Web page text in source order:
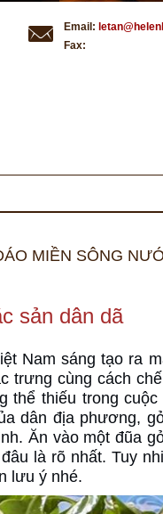
Email:
Fax:
MIỀN SÔNG
sản dân dã
Nam sáng tạo ra
trưng cùng cách
thể thiếu trong
dân địa phương,
Ăn vào một đũa
là rõ nhất. Tuy
lưu ý nhé.